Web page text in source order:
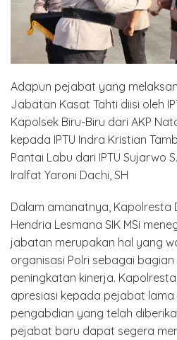
Adapun pejabat yang
Jabatan Kasat Tahti diisi oleh
Kapolsek Biru-Biru dari AKP
kepada IPTU Indra Kristian
Pantai Labu dari IPTU Sujarwo
Iralfat Yaroni Dachi, SH
Dalam amanatnya, Kapolresta
Hendria Lesmana SIK MSi
jabatan merupakan hal yang
organisasi Polri sebagai
peningkatan kinerja.
apresiasi kepada pejabat
pengabdian yang telah
pejabat baru dapat segera